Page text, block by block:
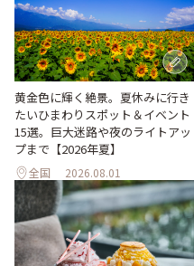
黄金色に輝く絶景。夏休みに行き
たいひまわりスポット＆イベント
15選。巨大迷路や夜のライトアッ
プまで【2026年夏】
全国 2026.08.01